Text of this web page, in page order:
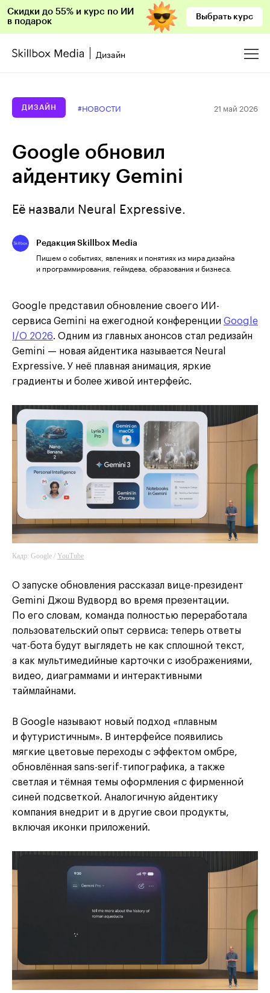
Скидки до 55% и курс по ИИ
в подарок
Выбрать курс
Дизайн
ДИЗАЙН #НОВОСТИ 21 май 2026
Google обновил
айдентику Gemini
Её назвали Neural Expressive.
Редакция Skillbox Media
Пишем о событиях, явлениях и понятиях из мира дизайна
и программирования, геймдева, образования и бизнеса.
Google представил обновление своего ИИ-
сервиса Gemini на ежегодной конференции Google
I/O 2026. Одним из главных анонсов стал редизайн
Gemini — новая айдентика называется Neural
Expressive. У неё плавная анимация, яркие
градиенты и более живой интерфейс.
Кадр: Google / YouTube
О запуске обновления рассказал вице-президент
Gemini Джош Вудворд во время презентации.
По его словам, команда полностью переработала
пользовательский опыт сервиса: теперь ответы
чат-бота будут выглядеть не как сплошной текст,
а как мультимедийные карточки с изображениями,
видео, диаграммами и интерактивными
таймлайнами.
В Google называют новый подход «плавным
и футуристичным». В интерфейсе появились
мягкие цветовые переходы с эффектом омбре,
обновлённая sans-serif-типографика, а также
светлая и тёмная темы оформления с фирменной
синей подсветкой. Аналогичную айдентику
компания внедрит и в другие свои продукты,
включая иконки приложений.